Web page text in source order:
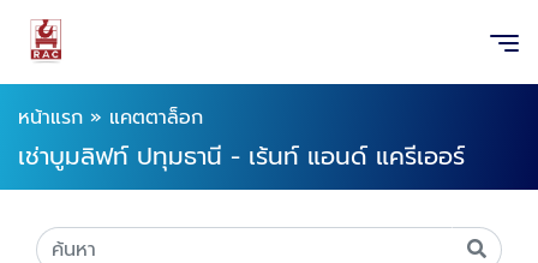
หน้าแรก » แคตตาล็อก
เช่าบูมลิฟท์ ปทุมธานี - เร้นท์ แอนด์ แครีเออร์